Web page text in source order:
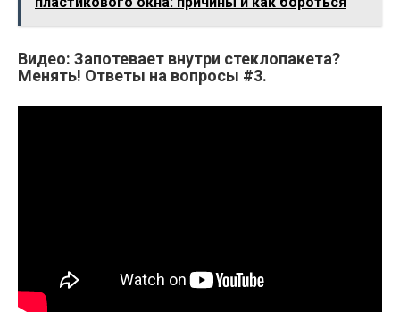
Видео: Запотевает внутри стеклопакета?
Менять! Ответы на вопросы #3.